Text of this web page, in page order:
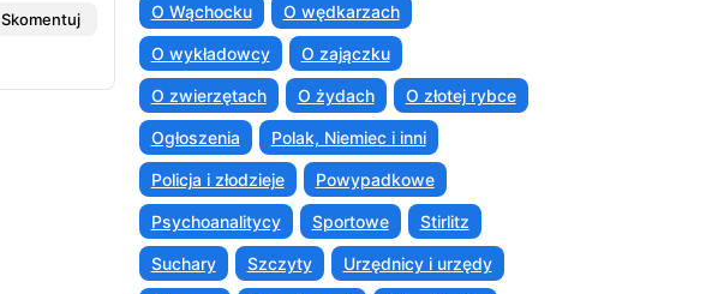
Skomentuj O Wąchocku O wędkarzach
O wykładowcy O zajączku
O zwierzętach O żydach O złotej rybce
Ogłoszenia Polak, Niemiec i inni
Policja i złodzieje Powypadkowe
Psychoanalitycy Sportowe Stirlitz
Suchary Szczyty Urzędnicy i urzędy